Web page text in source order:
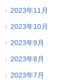
2023年11月
2023年10月
2023年9月
2023年8月
2023年7月